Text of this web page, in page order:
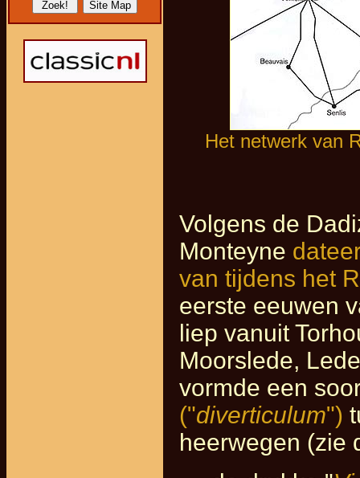
Het netwerk van
Volgens de
Monteyne
van tijdens het
eerste eeuwen
liep vanuit
Moorslede,
vormde een
("diverticulum")
heerwegen (zie